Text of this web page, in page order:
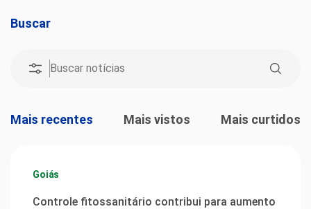
Buscar
Mais recentes Mais vistos Mais curtidos
Goiás
Controle fitossanitário contribui para aumento